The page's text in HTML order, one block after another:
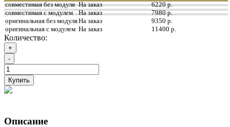
совместимая без модуля На заказ
6220 р.
совместимая с модулем
На заказ
7980 р.
оригинальная без модуляНа заказ
9350 р.
оригинальная с модулем На заказ 11400 р.
Количество:
+
-
Купить
Описание